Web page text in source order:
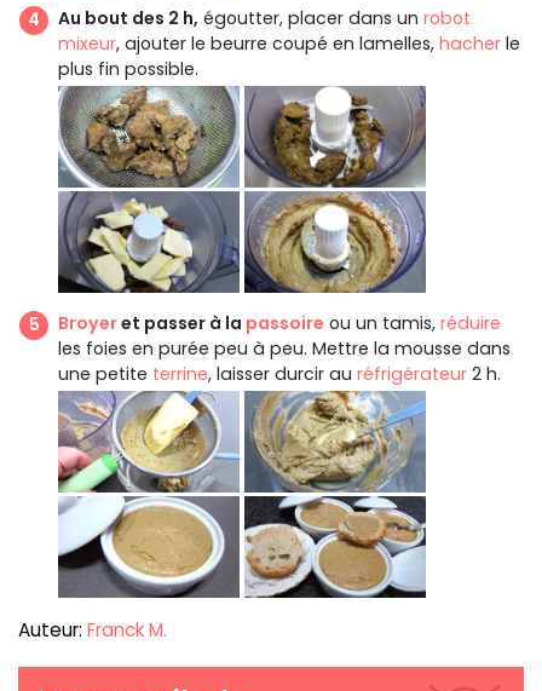
Au bout des 2 h, égoutter, placer dans un robot
mixeur, ajouter le beurre coupé en lamelles, hacher le
plus fin possible.
Broyeret passer à la passoire ou un tamis, réduire
les foies en purée peu à peu. Mettre la mousse dans
une petite terrine, laisser durcir au réfrigérateur 2 h.
Auteur: Franck M.